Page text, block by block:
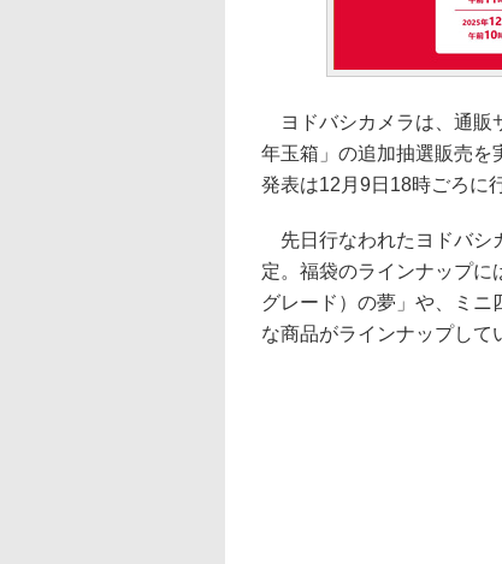
ヨドバシカメラは、通販
年玉箱」の追加抽選販売を
発表は12月9日18時ごろに
先日行なわれたヨドバシ
定。福袋のラインナップに
グレード）の夢」や、ミニ
な商品がラインナップして